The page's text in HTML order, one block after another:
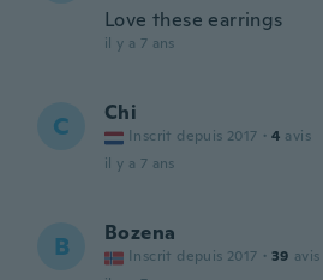
Love these earrings
il y a 7 ans
C Chi
Inscrit depuis 2017 · 4 avis
il y a 7 ans
B Bozena
Inscrit depuis 2017 · 39 avis